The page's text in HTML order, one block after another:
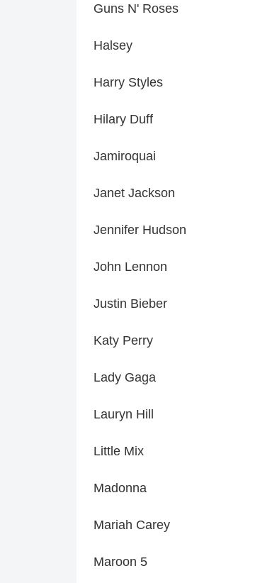
Guns N' Roses
Halsey
Harry Styles
Hilary Duff
Jamiroquai
Janet Jackson
Jennifer Hudson
John Lennon
Justin Bieber
Katy Perry
Lady Gaga
Lauryn Hill
Little Mix
Madonna
Mariah Carey
Maroon 5